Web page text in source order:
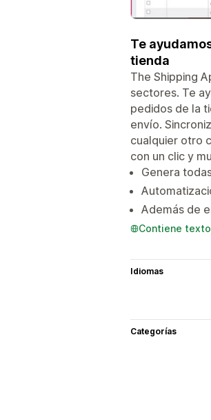
Te
tienda
The Shipping
sectores. Te
pedidos de la
envío.
cualquier otro
con un clic y
Genera
Además de
Contiene
Idiomas
Categorías